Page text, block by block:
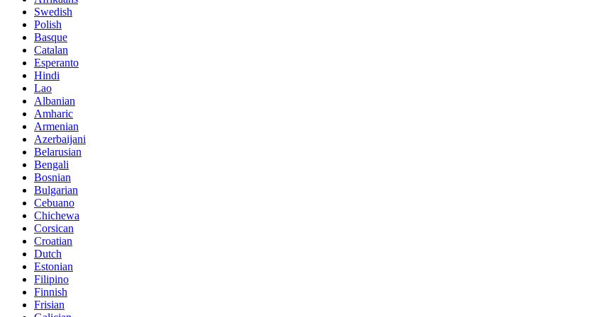
Swedish
Polish
Basque
Catalan
Esperanto
Hindi
Lao
Albanian
Amharic
Armenian
Azerbaijani
Belarusian
Bengali
Bosnian
Bulgarian
Cebuano
Chichewa
Corsican
Croatian
Dutch
Estonian
Filipino
Finnish
Frisian